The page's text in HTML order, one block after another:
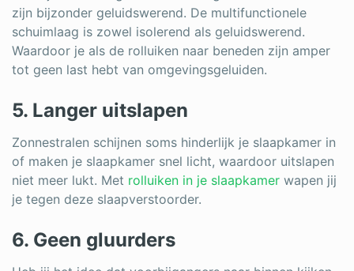
zijn bijzonder geluidswerend. De multifunctionele
schuimlaag is zowel isolerend als geluidswerend.
Waardoor je als de rolluiken naar beneden zijn amper
tot geen last hebt van omgevingsgeluiden.
5. Langer uitslapen
Zonnestralen schijnen soms hinderlijk je slaapkamer in
of maken je slaapkamer snel licht, waardoor uitslapen
niet meer lukt. Met rolluiken in je slaapkamer wapen jij
je tegen deze slaapverstoorder.
6. Geen gluurders